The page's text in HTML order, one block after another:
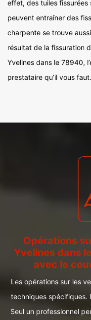
effet, des tuiles fissurées
peuvent entraîner des
charpente se trouve
résultat de la fissuration
Yvelines dans le 78940,
prestataire qu’il vous faut.
Opérations
Yvelines dans
avec le
Les opérations sur les
techniques spécifiques.
Seul un professionnel